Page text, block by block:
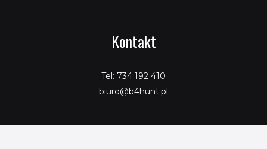
Kontakt
Tel: 734 192 410
biuro@b4hunt.pl